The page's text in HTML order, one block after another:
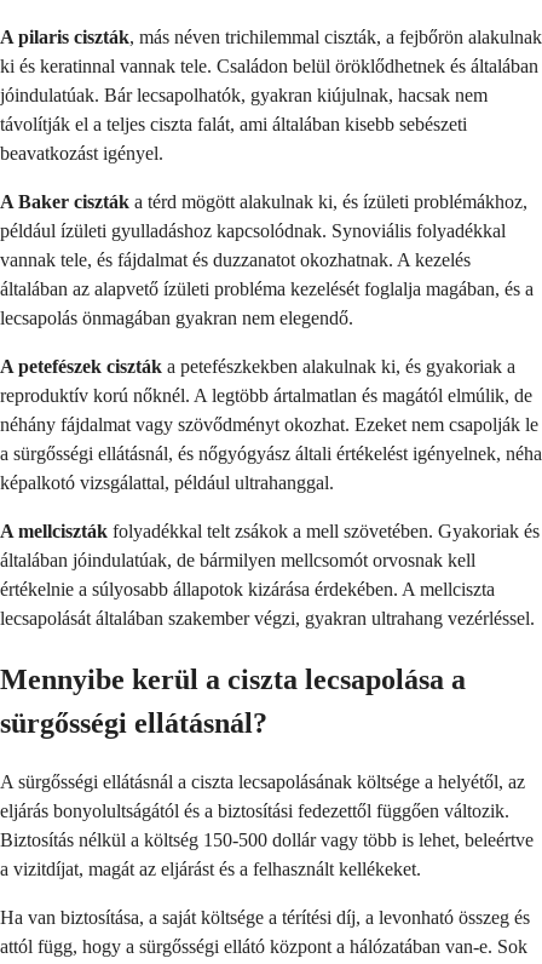
A pilaris ciszták, más néven trichilemmal ciszták, a fejbőrön alakulnak
ki és keratinnal vannak tele. Családon belül öröklődhetnek és általában
jóindulatúak. Bár lecsapolhatók, gyakran kiújulnak, hacsak nem
távolítják el a teljes ciszta falát, ami általában kisebb sebészeti
beavatkozást igényel.
A Baker ciszták a térd mögött alakulnak ki, és ízületi problémákhoz,
például ízületi gyulladáshoz kapcsolódnak. Synoviális folyadékkal
vannak tele, és fájdalmat és duzzanatot okozhatnak. A kezelés
általában az alapvető ízületi probléma kezelését foglalja magában, és a
lecsapolás önmagában gyakran nem elegendő.
A petefészek ciszták a petefészkekben alakulnak ki, és gyakoriak a
reproduktív korú nőknél. A legtöbb ártalmatlan és magától elmúlik, de
néhány fájdalmat vagy szövődményt okozhat. Ezeket nem csapolják le
a sürgősségi ellátásnál, és nőgyógyász általi értékelést igényelnek, néha
képalkotó vizsgálattal, például ultrahanggal.
A mellciszták folyadékkal telt zsákok a mell szövetében. Gyakoriak és
általában jóindulatúak, de bármilyen mellcsomót orvosnak kell
értékelnie a súlyosabb állapotok kizárása érdekében. A mellciszta
lecsapolását általában szakember végzi, gyakran ultrahang vezérléssel.
Mennyibe kerül a ciszta lecsapolása a
sürgősségi ellátásnál?
A sürgősségi ellátásnál a ciszta lecsapolásának költsége a helyétől, az
eljárás bonyolultságától és a biztosítási fedezettől függően változik.
Biztosítás nélkül a költség 150-500 dollár vagy több is lehet, beleértve
a vizitdíjat, magát az eljárást és a felhasznált kellékeket.
Ha van biztosítása, a saját költsége a térítési díj, a levonható összeg és
attól függ, hogy a sürgősségi ellátó központ a hálózatában van-e. Sok